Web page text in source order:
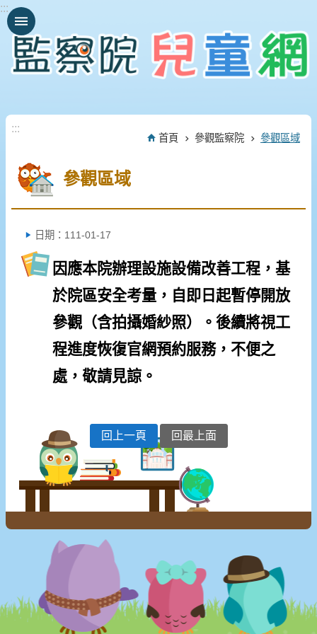
跳到主要內容區塊
:::
:::
首頁 參觀監察院 參觀區域
參觀區域
日期：111-01-17
因應本院辦理設施設備改善工程，基
於院區安全考量，自即日起暫停開放
參觀（含拍攝婚紗照）。後續將視工
程進度恢復官網預約服務，不便之
處，敬請見諒。
回上一頁 回最上面